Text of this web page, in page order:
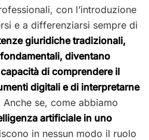
con l’introduzione
e a differenziarsi sempre di
giuridiche tradizionali,
diventano
di comprendere il
digitali e di interpretarne
Anche se, come abbiamo
artificiale in uno
in nessun modo il ruolo